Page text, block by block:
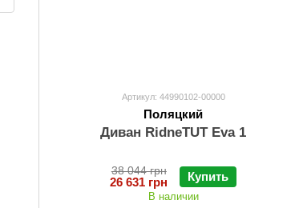
Артикул: 44990102-00000
Поляцкий
Диван RidneTUT Eva 1
38 044 грн
26 631 грн Купить
В наличии